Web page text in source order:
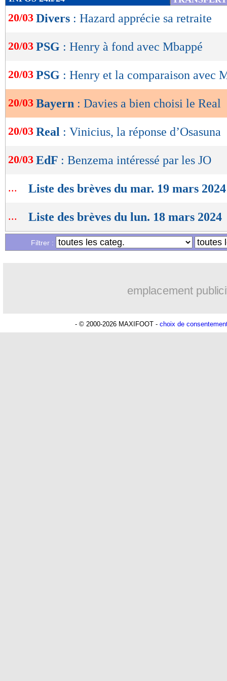
de
lecture
OK
20/03 Divers : Hazard apprécie sa retraite
20/03 PSG : Henry à fond avec Mbappé
20/03 PSG : Henry et la comparaison avec
20/03 Bayern : Davies a bien choisi le Real
20/03 Real : Vinicius, la réponse d’Osasuna
20/03 EdF : Benzema intéressé par les JO
... Liste des brèves du mar. 19 mars 2024
... Liste des brèves du lun. 18 mars 2024
Filtrer :
emplacement
- © 2000-2026 MAXIFOOT - choix de